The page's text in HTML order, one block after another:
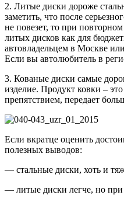
2. Литые диски дороже
заметить, что после
не повезет, то при
литых дисков как для
автовладельцем в Москве
Если вы автолюбитель в
3. Кованые диски самые
изделие. Продукт ковки –
препятствием, передает
Если вкратце оценить
полезных выводов:
— стальные диски, хоть и
— литые диски легче, но при